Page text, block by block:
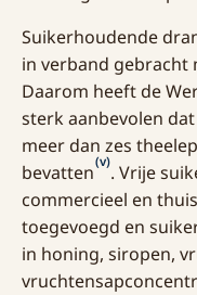
Suikerhoudende
in verband gebracht
Daarom heeft de
sterk aanbevolen
meer dan zes
bevatten(v). Vrije
commercieel en
toegevoegd en
in honing, siropen,